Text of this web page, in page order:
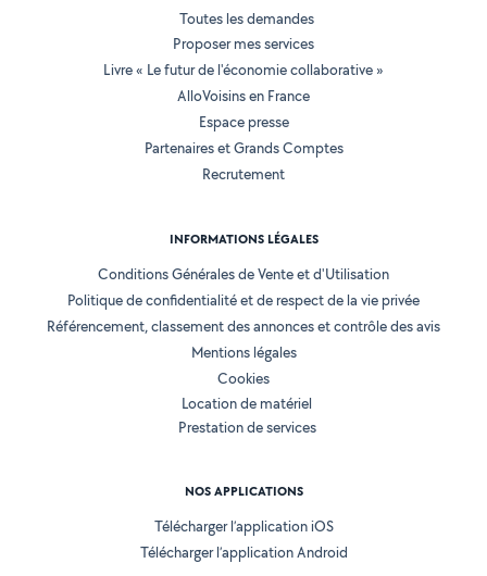
Toutes les demandes
Proposer mes services
Livre « Le futur de l'économie collaborative »
AlloVoisins en France
Espace presse
Partenaires et Grands Comptes
Recrutement
INFORMATIONS LÉGALES
Conditions Générales de Vente et d'Utilisation
Politique de confidentialité et de respect de la vie privée
Référencement, classement des annonces et contrôle des avis
Mentions légales
Cookies
Location de matériel
Prestation de services
NOS APPLICATIONS
Télécharger l’application iOS
Télécharger l’application Android